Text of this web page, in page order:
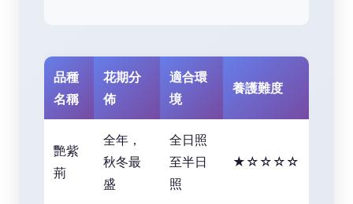
品種
名稱
花期分
佈
適合環
境
養護難度
艷紫
荊
全年，
秋冬最
盛
全日照
至半日
照
★☆☆☆☆